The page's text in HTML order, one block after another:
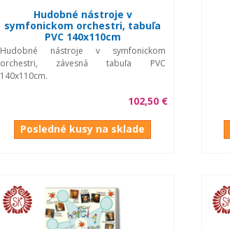
Hudobné nástroje v
symfonickom orchestri, tabuľa
PVC 140x110cm
Hudobné nástroje v symfonickom
orchestri, závesná tabuľa PVC
140x110cm.
102,50 €
Posledné kusy na sklade